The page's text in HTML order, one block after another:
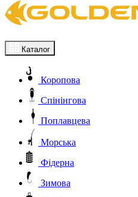
Каталог
Коропова
Спінінгова
Поплавцева
Морська
Фідерна
Зимова